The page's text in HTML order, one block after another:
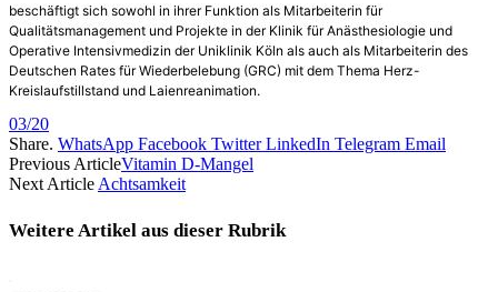
beschäftigt sich sowohl in ihrer Funktion als Mitarbeiterin für
Qualitätsmanagement und Projekte in der Klinik für Anästhesiologie und
Operative Intensivmedizin der Uniklinik Köln als auch als Mitarbeiterin des
Deutschen Rates für Wiederbelebung (GRC) mit dem Thema Herz-
Kreislaufstillstand und Laienreanimation.
03/20
Share. WhatsApp Facebook Twitter LinkedIn Telegram Email
Previous ArticleVitamin D-Mangel
Next Article Achtsamkeit
Weitere Artikel aus dieser Rubrik